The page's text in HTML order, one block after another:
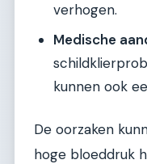
verhogen.
Medische
kunnen ook
De oorzaken
hoge bloeddruk